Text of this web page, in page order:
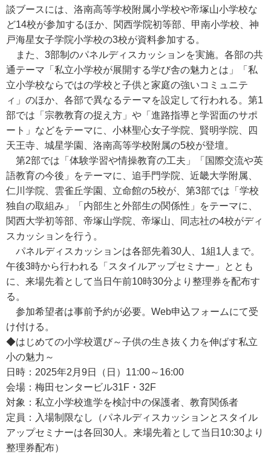
談ブースには、洛南高等学校附属小学校や帝塚山小学校な
ど14校が参加するほか、関西学院初等部、甲南小学校、神
戸海星女子学院小学校の3校が資料参加する。
また、3部制のパネルディスカッションを実施。各部の共
通テーマ「私立小学校が展開する学び舎の魅力とは」「私
立小学校ならではの学校と子供と家庭の強いコミュニテ
ィ」のほか、各部で異なるテーマを設定して行われる。第1
部では「宗教教育の捉え方」や「進路指導と学習面のサポ
ート」などをテーマに、小林聖心女子学院、賢明学院、四
天王寺、城星学園、洛南高等学校附属の5校が登壇。
第2部では「体験学習や情操教育の工夫」「国際交流や英
語教育の今後」をテーマに、追手門学院、近畿大学附属、
仁川学院、雲雀丘学園、立命館の5校が、第3部では「学校
独自の取組み」「内部生と外部生の関係性」をテーマに、
関西大学初等部、帝塚山学院、帝塚山、同志社の4校がディ
スカッションを行う。
パネルディスカッションは各部先着30人、1組1人まで。
午後3時から行われる「スタイルアップセミナー」ととも
に、来場先着として当日午前10時30分より整理券を配布す
る。
参加希望者は事前予約が必要。Web申込フォームにて受
け付ける。
◆はじめての小学校選び～子供の生き抜く力を伸ばす私立
小の魅力～
日時：2025年2月9日（日）11:00～16:00
会場：梅田センタービル31F・32F
対象：私立小学校進学を検討中の保護者、教育関係者
定員：入場制限なし（パネルディスカッションとスタイル
アップセミナーは各回30人。来場先着として当日10:30より
整理券配布）